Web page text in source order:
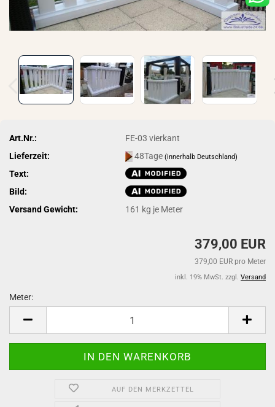
Art.Nr.:
FE-03 vierkant
Lieferzeit:
48Tage(innerhalb Deutschland)
Text:
Bild:
Versand Gewicht:
161 kg je Meter
379,00 EUR
379,00 EUR pro Meter
inkl. 19% MwSt. zzgl. Versand
Meter:
AUF DEN MERKZETTEL